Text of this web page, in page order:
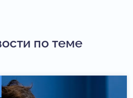
по теме